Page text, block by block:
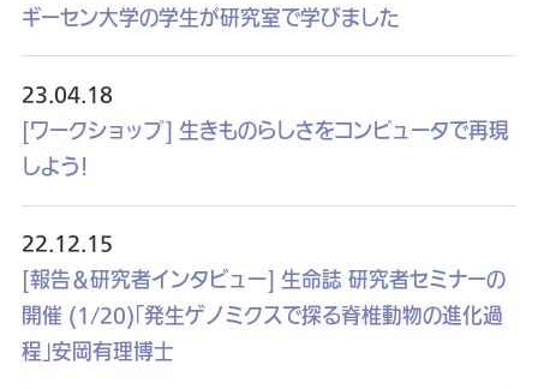
ギーセン大学の学生が研究室で学びました
23.04.18
[ワークショップ] 生きものらしさをコンピュータで再現
しよう！
22.12.15
[報告＆研究者インタビュー] 生命誌 研究者セミナーの
開催 (1/20)「発生ゲノミクスで探る脊椎動物の進化過
程」安岡有理博士